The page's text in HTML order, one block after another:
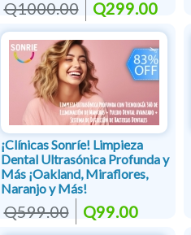
Q1000.00 Q299.00
¡Clínicas Sonríe! Limpieza
Dental Ultrasónica Profunda y
Más ¡Oakland, Miraflores,
Naranjo y Más!
Q599.00 Q99.00